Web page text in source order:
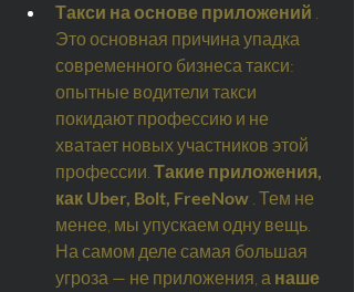
Такси на основе приложений .
Это основная причина упадка
современного бизнеса такси:
опытные водители такси
покидают профессию и не
хватает новых участников этой
профессии. Такие приложения,
как Uber, Bolt, FreeNow . Тем не
менее, мы упускаем одну вещь.
На самом деле самая большая
угроза — не приложения, а наше